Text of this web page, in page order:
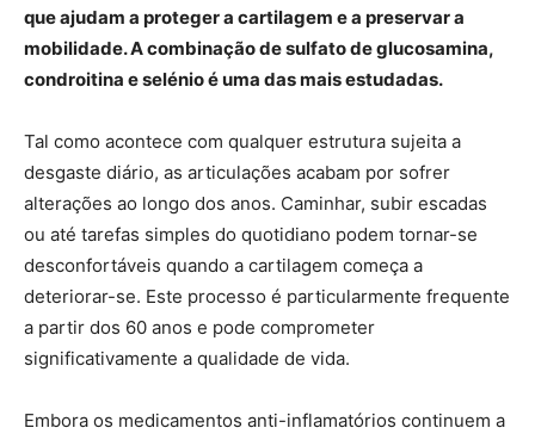
que ajudam a proteger a cartilagem e a preservar a
mobilidade. A combinação de sulfato de glucosamina,
condroitina e selénio é uma das mais estudadas.
Tal como acontece com qualquer estrutura sujeita a
desgaste diário, as articulações acabam por sofrer
alterações ao longo dos anos. Caminhar, subir escadas
ou até tarefas simples do quotidiano podem tornar-se
desconfortáveis quando a cartilagem começa a
deteriorar-se. Este processo é particularmente frequente
a partir dos 60 anos e pode comprometer
significativamente a qualidade de vida.
Embora os medicamentos anti-inflamatórios continuem a